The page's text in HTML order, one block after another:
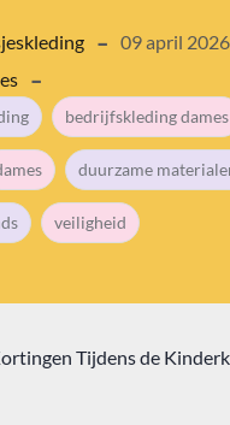
Posted
09 april 2026
bedrijfskleding dames
duurzame
veiligheid
Tijdens de